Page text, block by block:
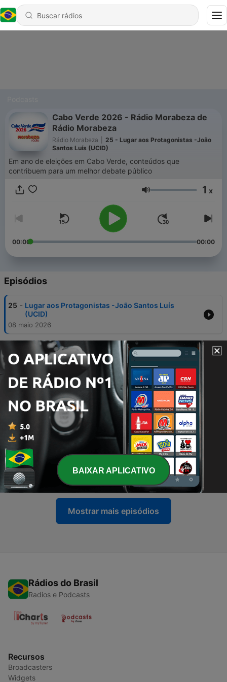
Cabo Verde 2026 - Rádio Morabeza de
Rádio Morabeza
Rádio Morabeza
25 - Lugar aos Protagonistas -João
Santos Luís (UCID)
Em ano de eleições em Cabo Verde, conteúdos que
contribuem para um melhor debate público
Volume 1 x
00:00 00:00
Episódios
25 - Lugar aos Protagonistas -João Santos Luís
(UCID)
08 maio 2026
Lugar aos Protagonistas - Amândio Barbosa
Vicente (PP)
07 maio 2026
23 - Lugar aos Protagonistas - Ulisses Correia e Silva
06 maio 2026
22 - Lugar aos Protagonistas - Jailson D'Aguiar (PTS)
05 maio 2026
21 - Lugar aos Protagonistas - Francisco Carvalho
(PAICV)
04 maio 2026
Mostrar mais episódios
Rádios do Brasil
Radios e Podcasts
Recursos
Broadcasters
Widgets
BAIXAR APLICATIVO